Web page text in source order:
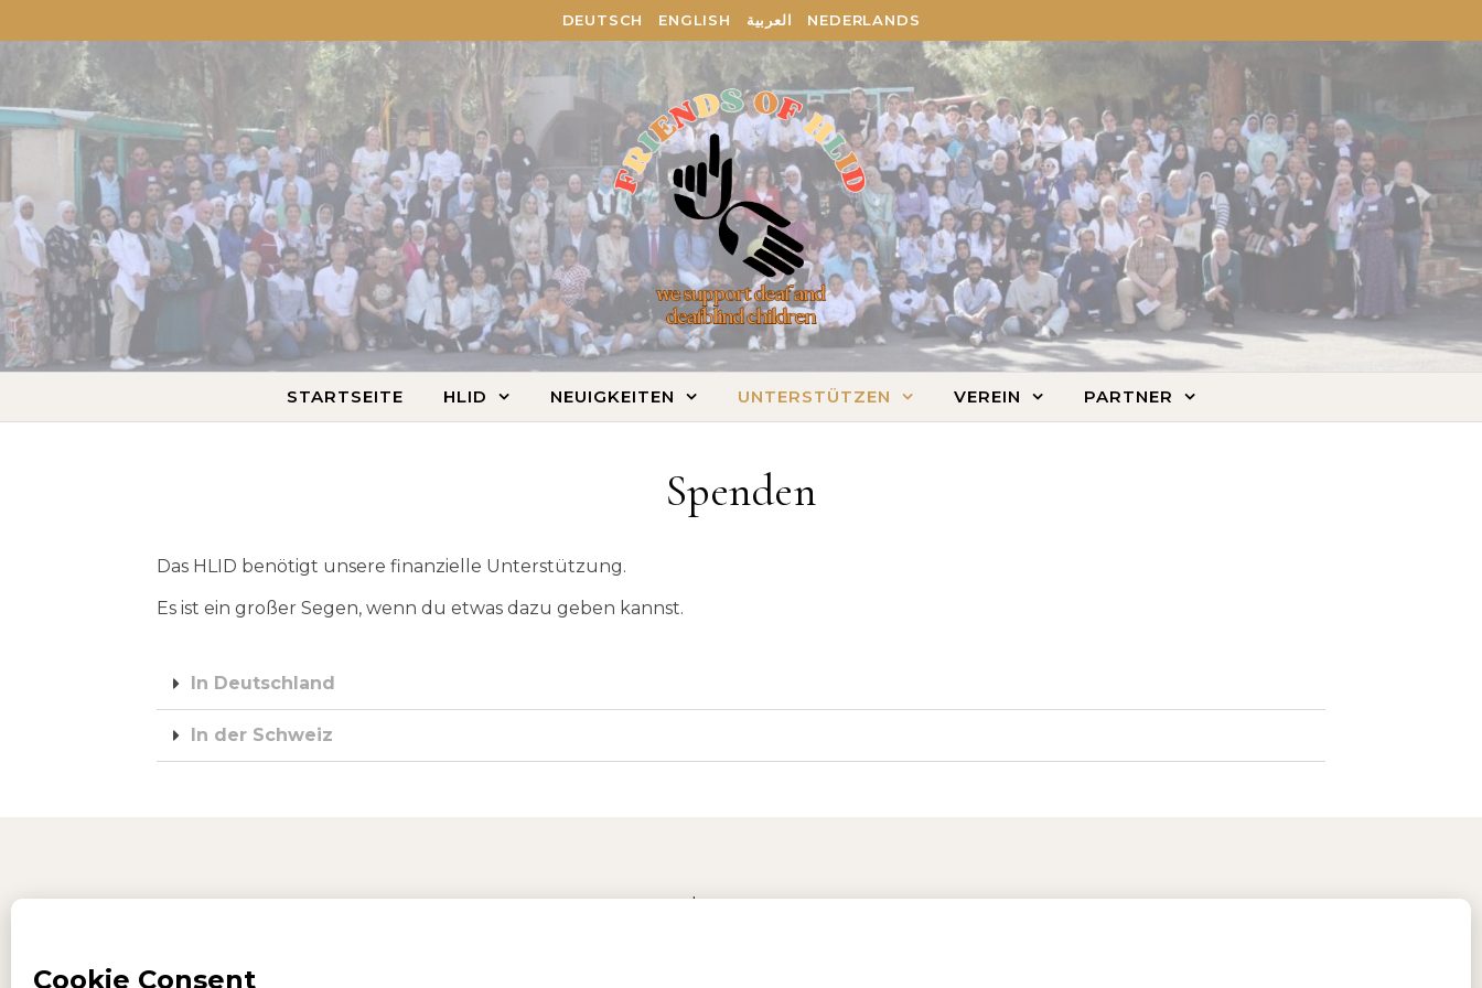
DEUTSCH ENGLISH العربية NEDERLANDS
STARTSEITE HLID NEUIGKEITEN UNTERSTÜTZEN VEREIN PARTNER
Spenden
Das HLID benötigt unsere finanzielle Unterstützung.
Es ist ein großer Segen, wenn du etwas dazu geben kannst.
In Deutschland
In der Schweiz
Impressum